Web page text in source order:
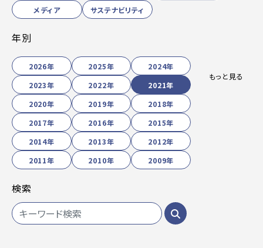
メディア
サステナビリティ
年別
2026年 2025年
2024年
2023年
2022年
2021年
2020年
2019年
2018年
2017年
2016年
2015年
2014年
2013年
2012年
2011年
2010年 2009年
もっと見る
検索